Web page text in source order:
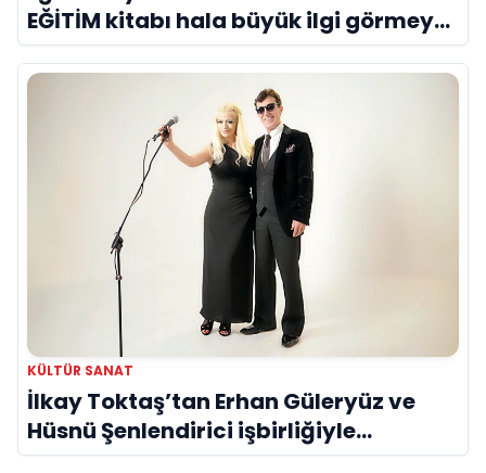
EĞİTİM kitabı hala büyük ilgi görmeye
devam ediyor
KÜLTÜR SANAT
İlkay Toktaş’tan Erhan Güleryüz ve
Hüsnü Şenlendirici işbirliğiyle
duygusal bir aşk manifestosu: “Deliler